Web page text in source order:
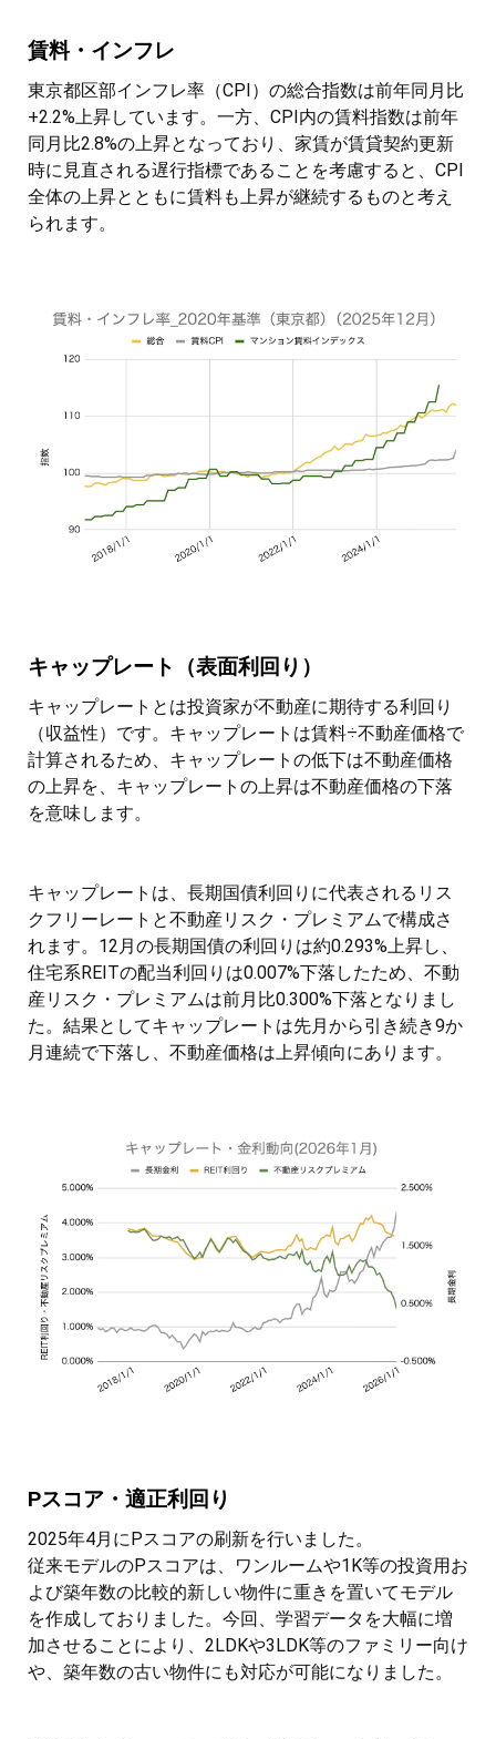
賃料・インフレ
東京都区部インフレ率（CPI）の総合指数は前年同月比
+2.2%上昇しています。一方、CPI内の賃料指数は前年
同月比2.8%の上昇となっており、家賃が賃貸契約更新
時に見直される遅行指標であることを考慮すると、CPI
全体の上昇とともに賃料も上昇が継続するものと考え
られます。
キャップレート（表面利回り）
キャップレートとは投資家が不動産に期待する利回り
（収益性）です。キャップレートは賃料÷不動産価格で
計算されるため、キャップレートの低下は不動産価格
の上昇を、キャップレートの上昇は不動産価格の下落
を意味します。
キャップレートは、長期国債利回りに代表されるリス
クフリーレートと不動産リスク・プレミアムで構成さ
れます。12月の長期国債の利回りは約0.293%上昇し、
住宅系REITの配当利回りは0.007%下落したため、不動
産リスク・プレミアムは前月比0.300%下落となりまし
た。結果としてキャップレートは先月から引き続き9か
月連続で下落し、不動産価格は上昇傾向にあります。
Pスコア・適正利回り
2025年4月にPスコアの刷新を行いました。
従来モデルのPスコアは、ワンルームや1K等の投資用お
よび築年数の比較的新しい物件に重きを置いてモデル
を作成しておりました。今回、学習データを大幅に増
加させることにより、2LDKや3LDK等のファミリー向け
や、築年数の古い物件にも対応が可能になりました。